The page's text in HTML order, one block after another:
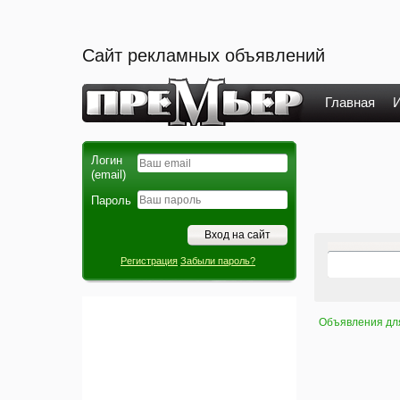
Сайт рекламных объявлений
Главная
Логин
(email)
Пароль
Регистрация Забыли пароль?
Объявления